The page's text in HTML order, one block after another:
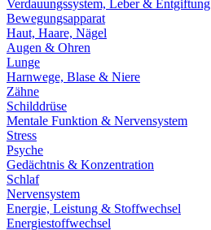
Verdauungssystem, Leber & Entgiftung
Bewegungsapparat
Haut, Haare, Nägel
Augen & Ohren
Lunge
Harnwege, Blase & Niere
Zähne
Schilddrüse
Mentale Funktion & Nervensystem
Stress
Psyche
Gedächtnis & Konzentration
Schlaf
Nervensystem
Energie, Leistung & Stoffwechsel
Energiestoffwechsel